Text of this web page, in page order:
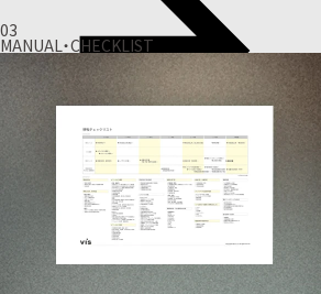
03
MANUAL・CHECKLIST